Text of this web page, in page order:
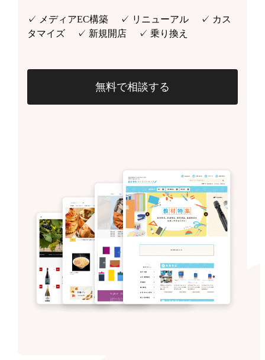
✓ メディアEC構築 ✓ リニューアル ✓ カス
タマイズ ✓ 新規開店 ✓ 乗り換え
無料で相談する